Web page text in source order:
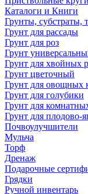
Каталоги и Книги
Грунты, субстраты,
Грунт для рассады
Грунт для роз
Грунт
Грунт для хвойных
Грунт цветочный
Грунт для овощных
Грунт для голубики
Грунт для
Грунт для плодово-
Почвоулучшители
Мульча
Торф
Дренаж
Подарочные
Грядки
Ручной инвентарь